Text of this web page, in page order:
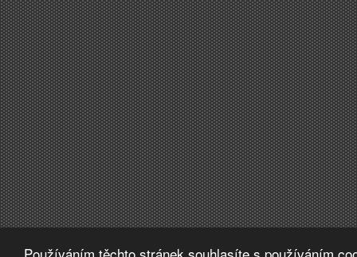
Používáním těchto stránek souhlasíte s používáním